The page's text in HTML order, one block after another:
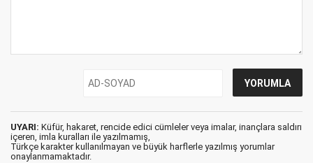
UYARI: Küfür, hakaret, rencide edici cümleler veya imalar, inançlara saldırı
içeren, imla kuralları ile yazılmamış,
Türkçe karakter kullanılmayan ve büyük harflerle yazılmış yorumlar
onaylanmamaktadır.